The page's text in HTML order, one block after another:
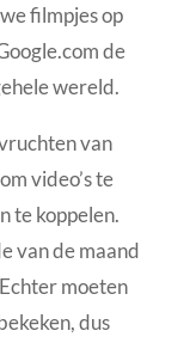
filmpjes op
de
wereld.
van
video’s te
te koppelen.
van de maand
moeten
dus